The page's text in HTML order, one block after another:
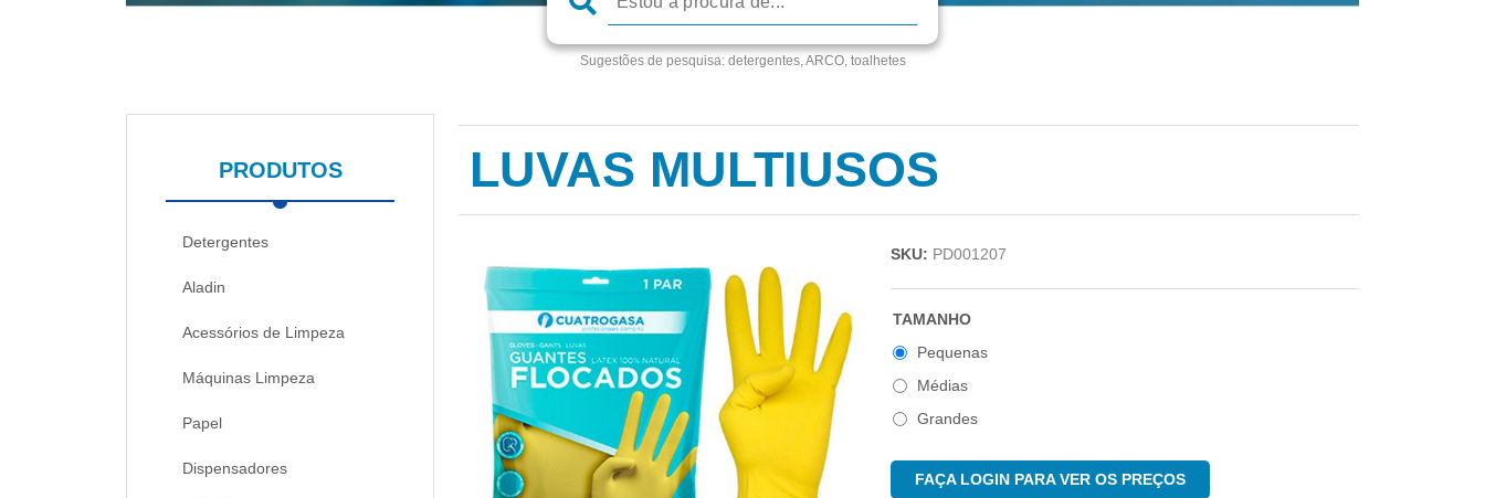
Sugestões de pesquisa:detergentes, ARCO, toalhetes
PRODUTOS
Detergentes
Aladin
Acessórios de Limpeza
Máquinas Limpeza
Papel
Dispensadores
LUVAS MULTIUSOS
SKU: PD001207
TAMANHO
Pequenas
Médias
Grandes
FAÇA LOGIN PARA VER OS PREÇOS